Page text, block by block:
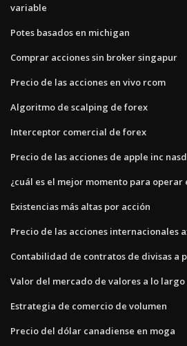
variable
Potes basados ​​en michigan
Comprar acciones sin broker singapur
Precio de las acciones en vivo rcom
Algoritmo de scalping de forex
Interceptor comercial de forex
Precio de las acciones de apple inc
¿cuál es el mejor momento para operar
Existencias más altas por acción
Precio de las acciones internacionales
Contabilidad de contratos de divisas a
Valor del mercado de valores a lo
Estrategia de comercio de volumen
Precio del dólar canadiense en moga